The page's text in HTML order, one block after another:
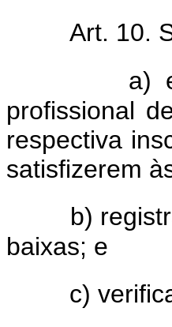
Art. 10.
a)
profissional
respectiva
satisfizerem
b)
baixas; e
c)